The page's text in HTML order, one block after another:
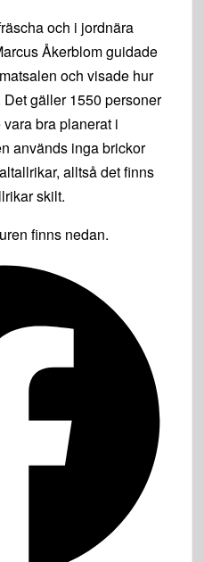
och i jordnära
Åkerblom guidade
och visade hur
gäller 1550 personer
bra planerat i
används inga brickor
alltså det finns
skilt.
finns nedan.